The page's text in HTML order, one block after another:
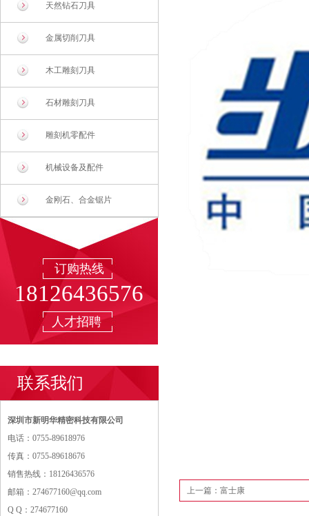
天然钻石刀具
金属切削刀具
木工雕刻刀具
石材雕刻刀具
雕刻机零配件
机械设备及配件
金刚石、合金锯片
订购热线
18126436576
人才招聘
联系我们
深圳市新明华精密科技有限公司
电话：0755-89618976
传真：0755-89618676
销售热线：18126436576
邮箱：274677160@qq.com
Q Q：274677160
上一篇：富士康